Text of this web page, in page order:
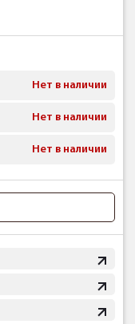
Нет в наличии
Нет в наличии
Нет в наличии